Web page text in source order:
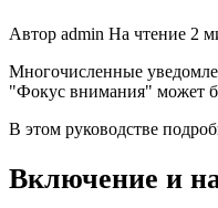
Автор admin На чтение 2
Многочисленные
"Фокус внимания" может
В этом руководстве
Включение и